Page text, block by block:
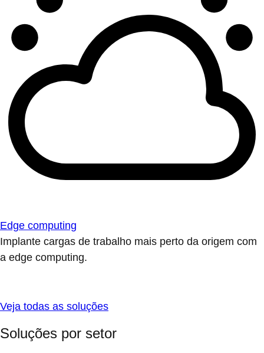
Edge computing
Implante cargas de trabalho mais perto da origem com
a edge computing.
Veja todas as soluções
Soluções por setor